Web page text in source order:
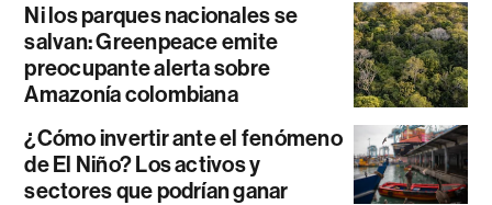
Ni los parques nacionales se
salvan: Greenpeace emite
preocupante alerta sobre
Amazonía colombiana
¿Cómo invertir ante el fenómeno
de El Niño? Los activos y
sectores que podrían ganar